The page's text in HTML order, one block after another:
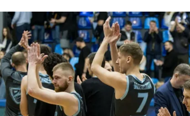
КІБЕРСПОРТ
ЧС-2026
ФУТЗАЛ
ІНШІ